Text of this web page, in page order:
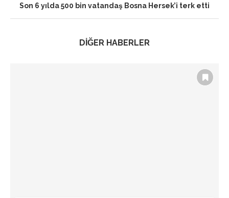
Son 6 yılda 500 bin vatandaş Bosna Hersek’i terk etti
DİĞER HABERLER